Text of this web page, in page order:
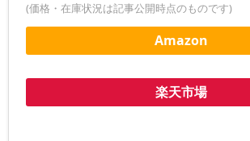
(価格・在庫状況は記事公開時点のものです)
Amazon
楽天市場